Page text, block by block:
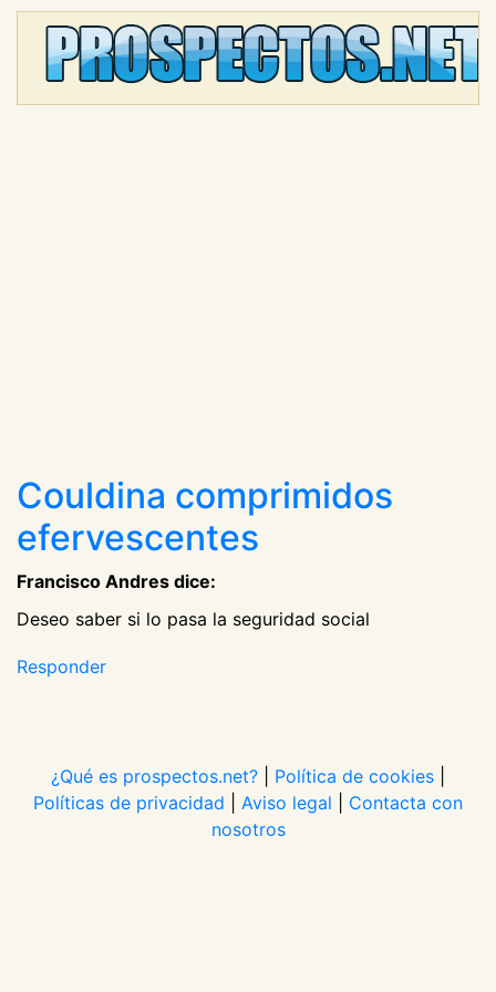
Couldina comprimidos
efervescentes
Francisco Andres dice:
Deseo saber si lo pasa la seguridad social
Responder
¿Qué es prospectos.net? Política de cookies
Políticas de privacidad
Aviso legal
Contacta con
nosotros